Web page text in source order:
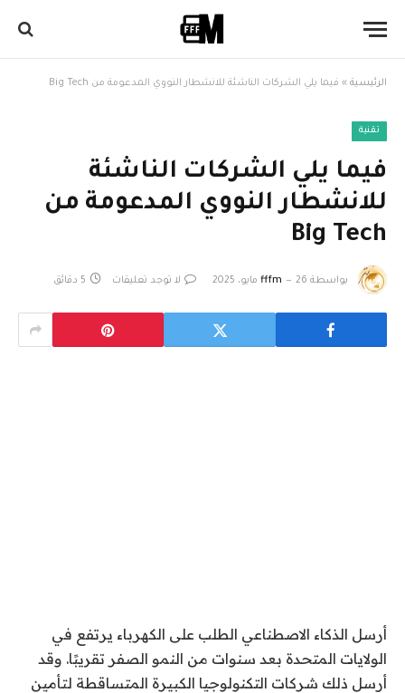
الرئيسية » فيما يلي الشركات الناشئة للانشطار النووي المدعومة من Big Tech
تقنية
فيما يلي الشركات الناشئة
للانشطار النووي المدعومة من
Big Tech
بواسطة fffm 26 مايو، 2025 لا توجد تعليقات 5 دقائق
أرسل الذكاء الاصطناعي الطلب على الكهرباء يرتفع في
الولايات المتحدة بعد سنوات من النمو الصفر تقريبًا. وقد
أرسل ذلك شركات التكنولوجيا الكبيرة المتساقطة لتأمين